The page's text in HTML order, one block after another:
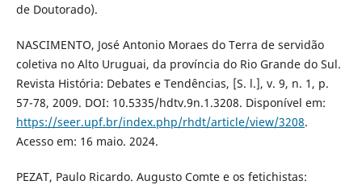
de Doutorado).
NASCIMENTO, José Antonio Moraes do Terra de servidão
coletiva no Alto Uruguai, da província do Rio Grande do Sul.
Revista História: Debates e Tendências, [S. l.], v. 9, n. 1, p.
57-78, 2009. DOI: 10.5335/hdtv.9n.1.3208. Disponível em:
https://seer.upf.br/index.php/rhdt/article/view/3208.
Acesso em: 16 maio. 2024.
PEZAT, Paulo Ricardo. Augusto Comte e os fetichistas: